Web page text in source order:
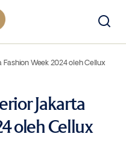
Week 2024 oleh Cellux
Jakarta
oleh Cellux